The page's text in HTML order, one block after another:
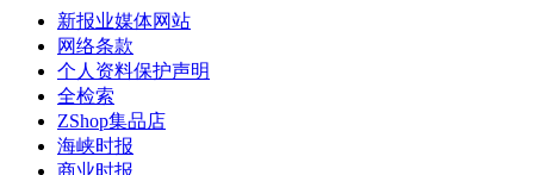
新报业媒体网站
网络条款
个人资料保护声明
全检索
ZShop集品店
海峡时报